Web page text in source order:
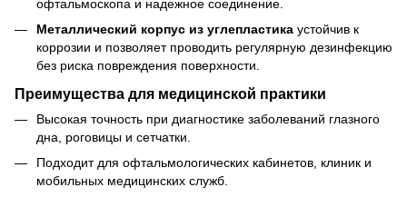
офтальмоскопа и надежное соединение.
Металлический корпус из углепластика устойчив к
коррозии и позволяет проводить регулярную дезинфекцию
без риска повреждения поверхности.
Преимущества для медицинской практики
Высокая точность при диагностике заболеваний глазного
дна, роговицы и сетчатки.
Подходит для офтальмологических кабинетов, клиник и
мобильных медицинских служб.